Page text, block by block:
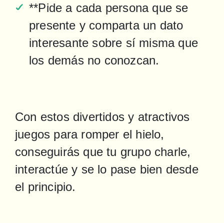
**Pide a cada persona que se
presente y comparta un dato
interesante sobre sí misma que
los demás no conozcan.
Con estos divertidos y atractivos
juegos para romper el hielo,
conseguirás que tu grupo charle,
interactúe y se lo pase bien desde
el principio.